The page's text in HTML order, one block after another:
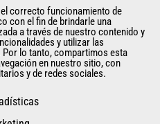
of Sale
correcto funcionamiento de
con el fin de brindarle una
a través de nuestro contenido y
y utilizar las
lo tanto, compartimos esta
en nuestro sitio, con
y de redes sociales.